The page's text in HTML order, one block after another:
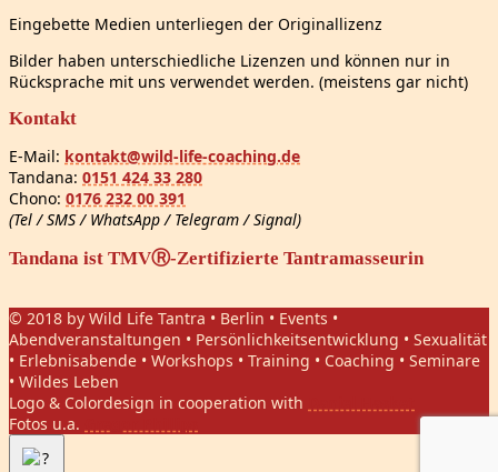
Eingebette Medien unterliegen der Originallizenz
Bilder haben unterschiedliche Lizenzen und können nur in
Rücksprache mit uns verwendet werden. (meistens gar nicht)
Kontakt
E-Mail: kontakt@wild-life-coaching.de
Tandana: 0151 424 33 280
Chono: 0176 232 00 391
(Tel / SMS / WhatsApp / Telegram / Signal)
Tandana ist TMVⓇ-Zertifizierte Tantramasseurin
© 2018 by Wild Life Tantra • Berlin • Events •
Abendveranstaltungen • Persönlichkeitsentwicklung • Sexualität
• Erlebnisabende • Workshops • Training • Coaching • Seminare
• Wildes Leben
Logo & Colordesign in cooperation with
Fotos u.a.